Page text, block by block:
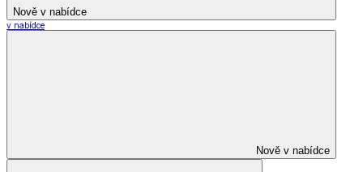
Nově v nabídce
v nabídce
Nově v nabídce